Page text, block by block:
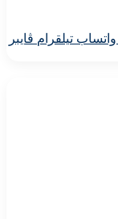
واتساب تيلقرام ڤايبر